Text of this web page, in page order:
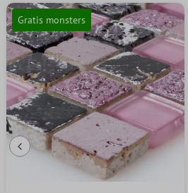
Vorige dia
Gratis monsters